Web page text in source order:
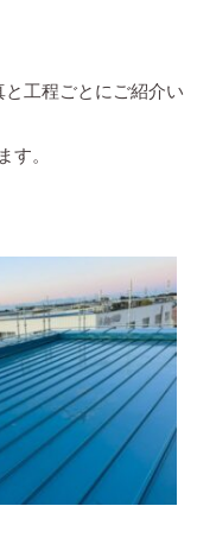
工程ごとにご紹介い
。